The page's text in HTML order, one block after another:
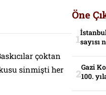
çoktan
sinmişti her
Öne
sayısı
Gazi
100.